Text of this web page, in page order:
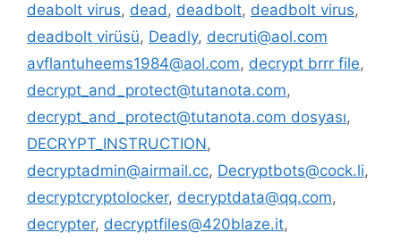
deabolt virus, dead, deadbolt, deadbolt virus,
deadbolt virüsü, Deadly, decruti@aol.com
avflantuheems1984@aol.com, decrypt brrr file,
decrypt_and_protect@tutanota.com,
decrypt_and_protect@tutanota.com dosyası,
DECRYPT_INSTRUCTION,
decryptadmin@airmail.cc, Decryptbots@cock.li,
decryptcryptolocker, decryptdata@qq.com,
decrypter, decryptfiles@420blaze.it,